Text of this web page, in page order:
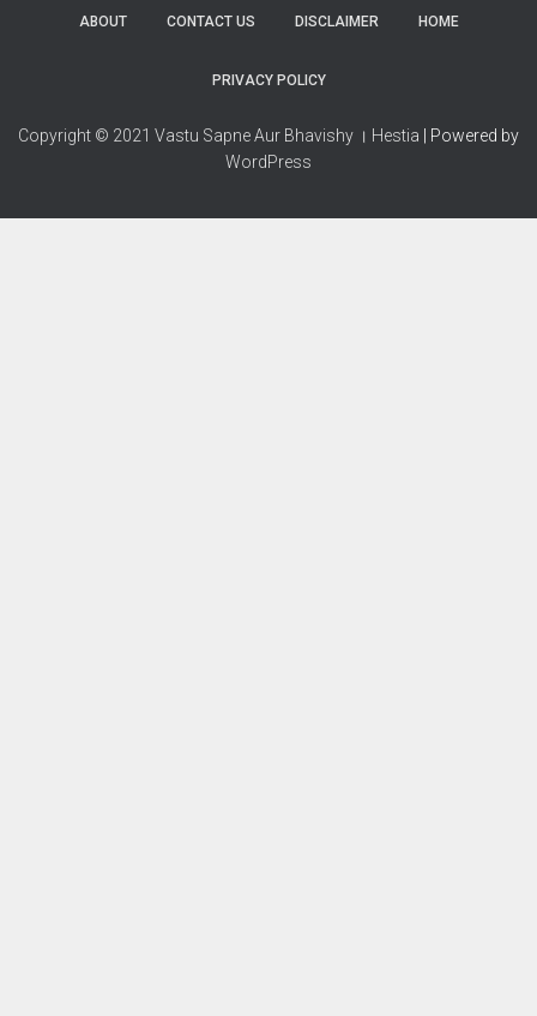
ABOUT CONTACT US DISCLAIMER HOME
PRIVACY POLICY
Copyright © 2021 Vastu Sapne Aur Bhavishy । Hestia | Powered by
WordPress